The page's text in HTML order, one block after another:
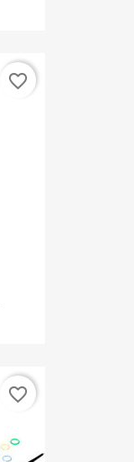
favorite_border
favorite_border